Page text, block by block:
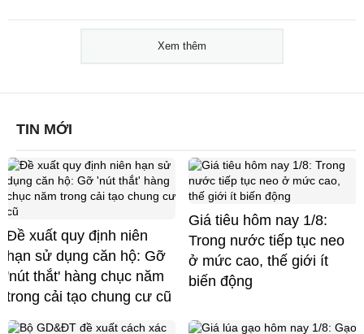
Xem thêm
TIN MỚI
Đề xuất quy định niên
hạn sử dụng căn hộ: Gỡ
'nút thắt' hàng chục năm
trong cải tạo chung cư cũ
Giá tiêu hôm nay 1/8:
Trong nước tiếp tục neo
ở mức cao, thế giới ít
biến động